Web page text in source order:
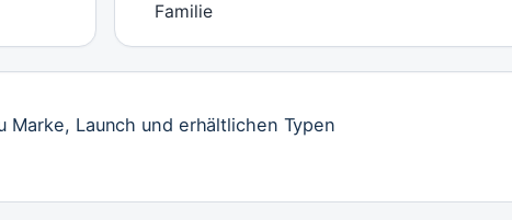
Familie
Launch und erhältlichen Typen